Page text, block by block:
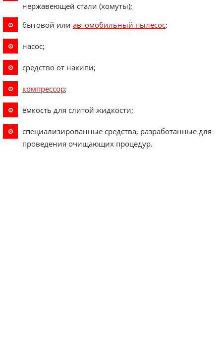
нержавеющей стали (хомуты);
бытовой или автомобильный пылесос;
насос;
средство от накипи;
компрессор;
ёмкость для слитой жидкости;
специализированные средства, разработанные для
проведения очищающих процедур.